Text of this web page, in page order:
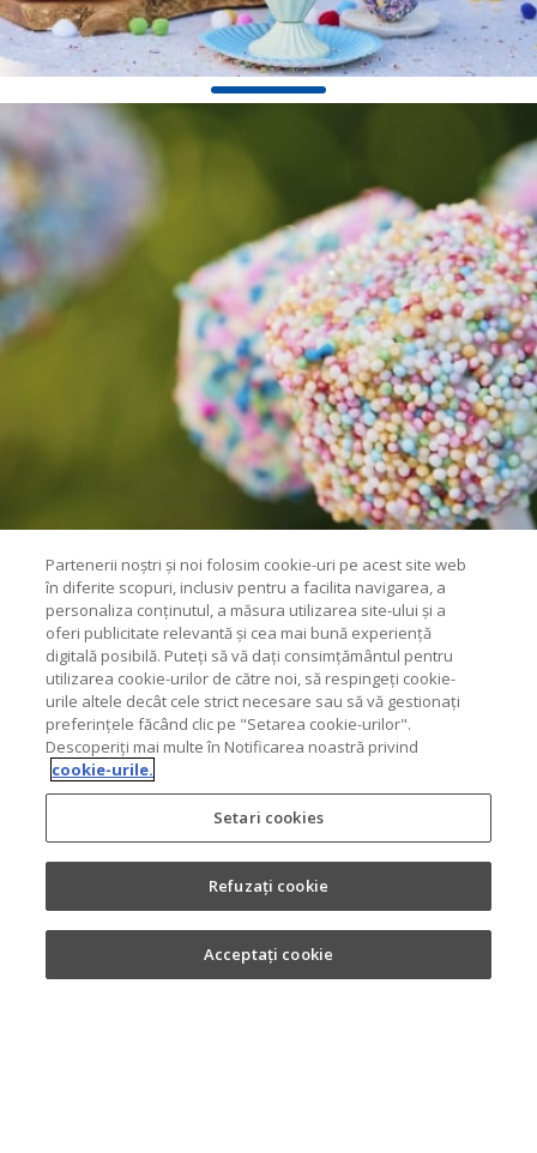
Partenerii noștri și noi folosim cookie-uri pe acest site web
în diferite scopuri, inclusiv pentru a facilita navigarea, a
personaliza conținutul, a măsura utilizarea site-ului și a
oferi publicitate relevantă și cea mai bună experiență
digitală posibilă. Puteți să vă dați consimțământul pentru
utilizarea cookie-urilor de către noi, să respingeți cookie-
urile altele decât cele strict necesare sau să vă gestionați
preferințele făcând clic pe "Setarea cookie-urilor".
Descoperiți mai multe în Notificarea noastră privind
cookie-urile.
Setari cookies
Refuzați cookie
Acceptați cookie